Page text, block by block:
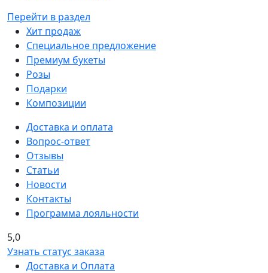
Перейти в раздел
Хит продаж
Специальное предложение
Премиум букеты
Розы
Подарки
Композиции
Доставка и оплата
Вопрос-ответ
Отзывы
Статьи
Новости
Контакты
Программа лояльности
5,0
Узнать статус заказа
Доставка и Оплата